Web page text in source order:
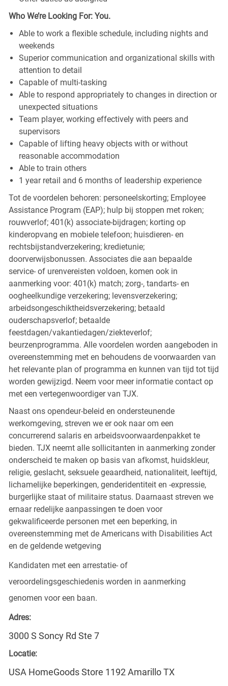
Who We’re Looking For: You.
Able to work a flexible schedule, including nights and
weekends
Superior communication and organizational skills with
attention to detail
Capable of multi-tasking
Able to respond appropriately to changes in direction or
unexpected situations
Team player, working effectively with peers and
supervisors
Capable of lifting heavy objects with or without
reasonable accommodation
Able to train others
1 year retail and 6 months of leadership experience
Tot de voordelen behoren: personeelskorting; Employee
Assistance Program (EAP); hulp bij stoppen met roken;
rouwverlof; 401(k) associate-bijdragen; korting op
kinderopvang en mobiele telefoon; huisdieren- en
rechtsbijstandverzekering; kredietunie;
doorverwijsbonussen. Associates die aan bepaalde
service- of urenvereisten voldoen, komen ook in
aanmerking voor: 401(k) match; zorg-, tandarts- en
oogheelkundige verzekering; levensverzekering;
arbeidsongeschiktheidsverzekering; betaald
ouderschapsverlof; betaalde
feestdagen/vakantiedagen/ziekteverlof;
beurzenprogramma. Alle voordelen worden aangeboden in
overeenstemming met en behoudens de voorwaarden van
het relevante plan of programma en kunnen van tijd tot tijd
worden gewijzigd. Neem voor meer informatie contact op
met een vertegenwoordiger van TJX.
Naast ons opendeur-beleid en ondersteunende
werkomgeving, streven we er ook naar om een
concurrerend salaris en arbeidsvoorwaardenpakket te
bieden. TJX neemt alle sollicitanten in aanmerking zonder
onderscheid te maken op basis van afkomst, huidskleur,
religie, geslacht, seksuele geaardheid, nationaliteit, leeftijd,
lichamelijke beperkingen, genderidentiteit en -expressie,
burgerlijke staat of militaire status. Daarnaast streven we
ernaar redelijke aanpassingen te doen voor
gekwalificeerde personen met een beperking, in
overeenstemming met de Americans with Disabilities Act
en de geldende wetgeving
Kandidaten met een arrestatie- of
veroordelingsgeschiedenis worden in aanmerking
genomen voor een baan.
Adres:
3000 S Soncy Rd Ste 7
Locatie:
USA HomeGoods Store 1192 Amarillo TX